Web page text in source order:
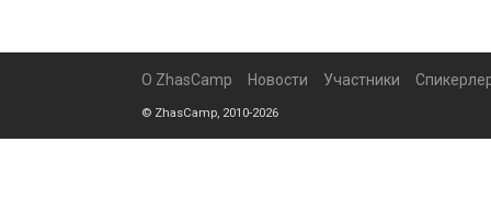
О ZhasCamp Новости Участники
© ZhasCamp, 2010-2026